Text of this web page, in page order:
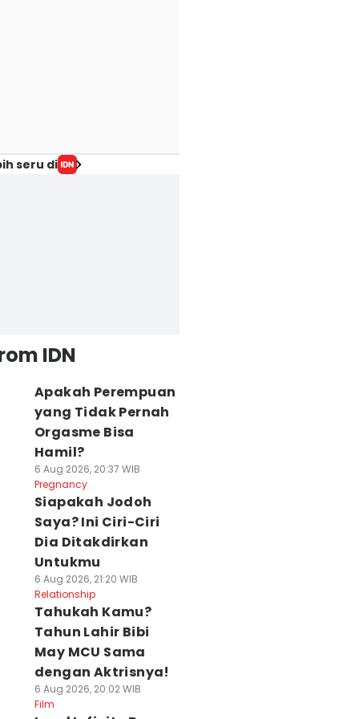
seru di
IDN
Apakah Perempuan
yang Tidak Pernah
Orgasme Bisa
Hamil?
6 Aug 2026, 20:37 WIB
Pregnancy
Siapakah Jodoh
Saya? Ini Ciri-Ciri
Dia Ditakdirkan
Untukmu
6 Aug 2026, 21:20 WIB
Relationship
Tahukah Kamu?
Tahun Lahir Bibi
May MCU Sama
dengan Aktrisnya!
6 Aug 2026, 20:02 WIB
Film